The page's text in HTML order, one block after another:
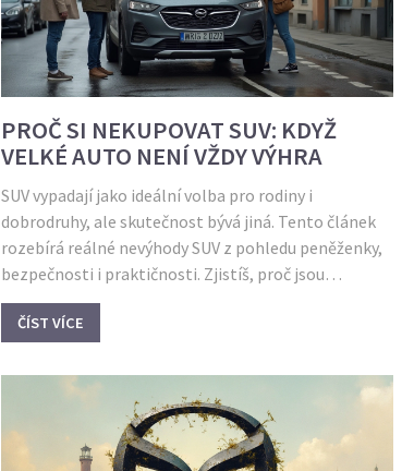
PROČ SI NEKUPOVAT SUV: KDYŽ
VELKÉ AUTO NENÍ VŽDY VÝHRA
SUV vypadají jako ideální volba pro rodiny i
dobrodruhy, ale skutečnost bývá jiná. Tento článek
rozebírá reálné nevýhody SUV z pohledu peněženky,
bezpečnosti i praktičnosti. Zjistíš, proč jsou
provozní náklady vyšší, kde jejich jízdní vlastnosti
pokulhávají a v čem mohou být menší auta jako Opel
nachytat trendy, které nemusí dávat smysl pro
běžné ježdění. Podíváme se i na to, proč SUV nejsou
vždy komfortní ani pro rodiny.
ČÍST VÍCE